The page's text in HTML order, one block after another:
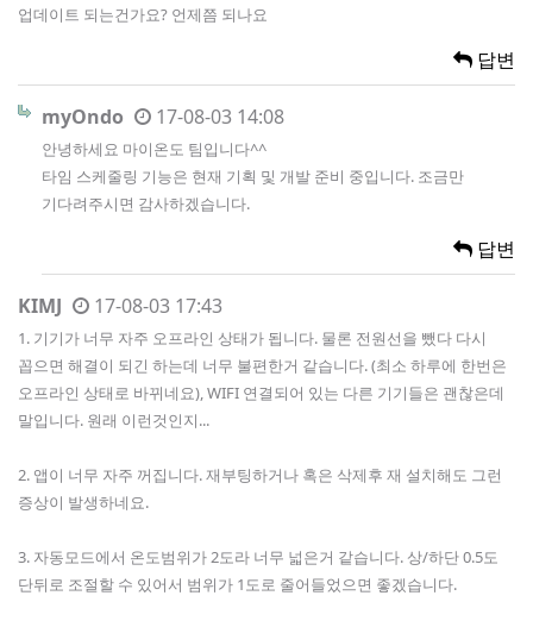
업데이트 되는건가요? 언제쯤 되나요
답변
myOndo 17-08-03 14:08
안녕하세요 마이온도 팀입니다^^
타임 스케줄링 기능은 현재 기획 및 개발 준비 중입니다. 조금만
기다려주시면 감사하겠습니다.
답변
KIMJ 17-08-03 17:43
1. 기기가 너무 자주 오프라인 상태가 됩니다. 물론 전원선을 뺐다 다시
꼽으면 해결이 되긴 하는데 너무 불편한거 같습니다. (최소 하루에 한번은
오프라인 상태로 바뀌네요), WIFI 연결되어 있는 다른 기기들은 괜찮은데
말입니다. 원래 이런것인지...
2. 앱이 너무 자주 꺼집니다. 재부팅하거나 혹은 삭제후 재 설치해도 그런
증상이 발생하네요.
3. 자동모드에서 온도범위가 2도라 너무 넓은거 같습니다. 상/하단 0.5도
단뒤로 조절할 수 있어서 범위가 1도로 줄어들었으면 좋겠습니다.